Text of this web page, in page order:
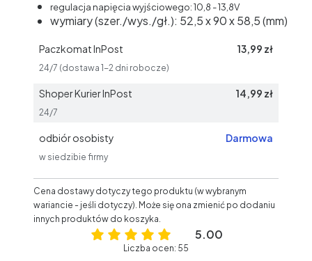
regulacja napięcia wyjściowego: 10,8 - 13,8V
wymiary (szer./wys./gł.): 52,5 x 90 x 58,5 (mm)
Paczkomat InPost 13,99 zł
24/7 (dostawa 1-2 dni robocze)
Shoper Kurier InPost 14,99 zł
24/7
odbiór osobisty Darmowa
w siedzibie firmy
Cena dostawy dotyczy tego produktu (w wybranym
wariancie - jeśli dotyczy). Może się ona zmienić po dodaniu
innych produktów do koszyka.
5.00
Liczba ocen: 55